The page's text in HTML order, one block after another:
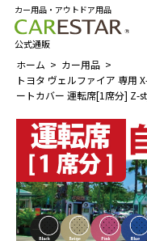
カー用品・アウトドア用品
公式通販
ホーム
カー用品
トヨタ ヴェルファイア 専用
ートカバー 運転席[1席分] Z-